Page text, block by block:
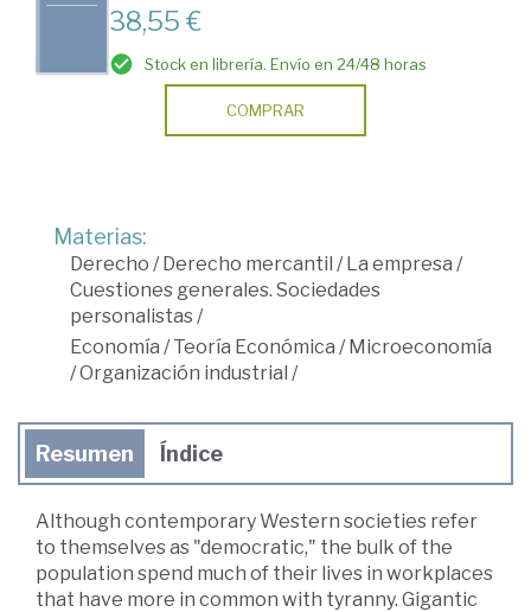
38,55 €
Stock en librería. Envío en 24/48 horas
COMPRAR
Materias:
Derecho /Derecho mercantil /La empresa /
Cuestiones generales. Sociedades
personalistas/
Economía /Teoría Económica /Microeconomía
/Organización industrial /
Resumen Índice
Although contemporary Western societies refer
to themselves as "democratic," the bulk of the
population spend much of their lives in workplaces
that have more in common with tyranny. Gigantic